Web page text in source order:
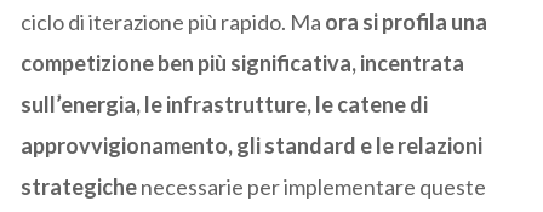
ciclo di iterazione più rapido. Ma ora si profila una
competizione ben più significativa, incentrata
sull’energia, le infrastrutture, le catene di
approvvigionamento, gli standard e le relazioni
strategichenecessarie per implementare queste